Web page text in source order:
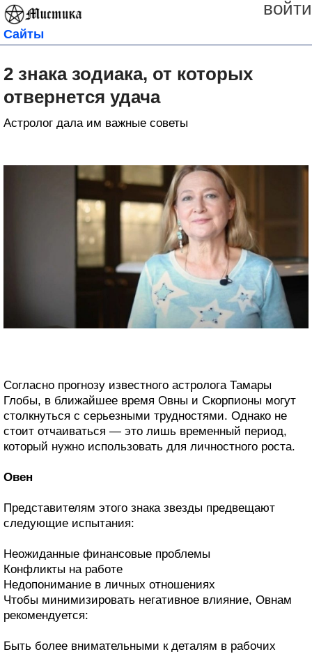
войти
Сайты
2 знака зодиака, от которых
отвернется удача
Астролог дала им важные советы
Согласно прогнозу известного астролога Тамары
Глобы, в ближайшее время Овны и Скорпионы могут
столкнуться с серьезными трудностями. Однако не
стоит отчаиваться — это лишь временный период,
который нужно использовать для личностного роста.
Овен
Представителям этого знака звезды предвещают
следующие испытания:
Неожиданные финансовые проблемы
Конфликты на работе
Недопонимание в личных отношениях
Чтобы минимизировать негативное влияние, Овнам
рекомендуется:
Быть более внимательными к деталям в рабочих